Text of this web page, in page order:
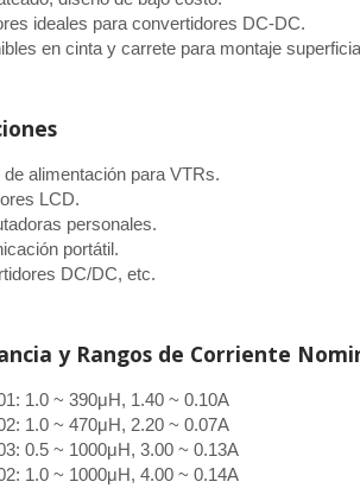
ideales para convertidores DC-DC.
en cinta y carrete para montaje
de alimentación para VTRs.
LCD.
personales.
portátil.
DC/DC, etc.
y Rangos de Corriente
1.0 ~ 390μH, 1.40 ~ 0.10A
1.0 ~ 470μH, 2.20 ~ 0.07A
0.5 ~ 1000μH, 3.00 ~ 0.13A
1.0 ~ 1000μH, 4.00 ~ 0.14A